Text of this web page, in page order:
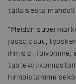
tällaisesta
”Meidän
jossa asuu,
ihmisiä.
hinnoistamme